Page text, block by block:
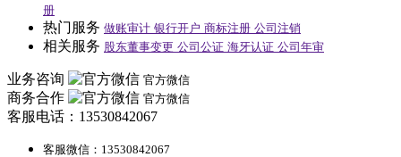
册
热门服务 做账审计 银行开户 商标注册 公司注销
相关服务 股东董事变更 公司公证 海牙认证 公司年审
业务咨询 官方微信
商务合作 官方微信
客服电话：13530842067
客服微信：13530842067